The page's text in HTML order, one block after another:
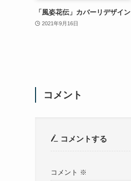
「風姿花伝」カバーリデザイン
2021年9月16日
コメント
コメントする
コメント ※